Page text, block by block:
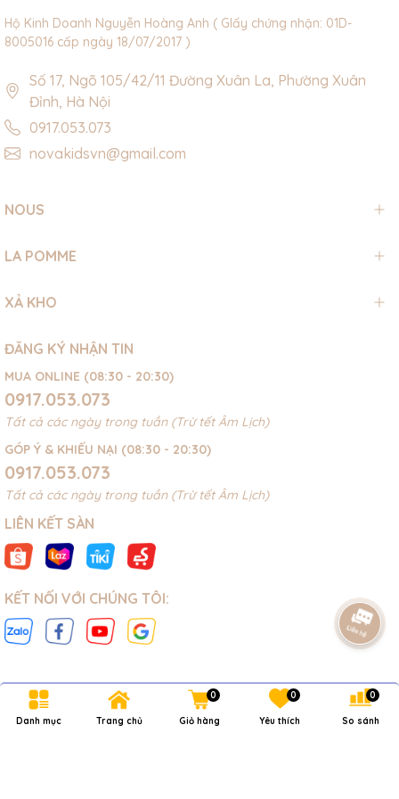
Hộ Kinh Doanh Nguyễn Hoàng Anh ( GIấy chứng nhận: 01D-
8005016 cấp ngày 18/07/2017 )
Số 17, Ngõ 105/42/11 Đường Xuân La, Phường Xuân
Đỉnh, Hà Nội
0917.053.073
novakidsvn@gmail.com
NOUS
LA POMME
XẢ KHO
ĐĂNG KÝ NHẬN TIN
MUA ONLINE (08:30 - 20:30)
0917.053.073
Tất cả các ngày trong tuần (Trừ tết Âm Lịch)
GÓP Ý & KHIẾU NẠI (08:30 - 20:30)
0917.053.073
Tất cả các ngày trong tuần (Trừ tết Âm Lịch)
LIÊN KẾT SÀN
KẾT NỐI VỚI CHÚNG TÔI:
Bản quyền thuộc về NOVAKIDS
Cung cấp bởi
Danh mục Trang chủ Giỏ hàng
0
Yêu thích
0
So sánh
0